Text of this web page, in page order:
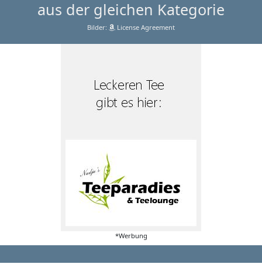
aus der gleichen Kategorie
Bilder: License Agreement
*Werbung